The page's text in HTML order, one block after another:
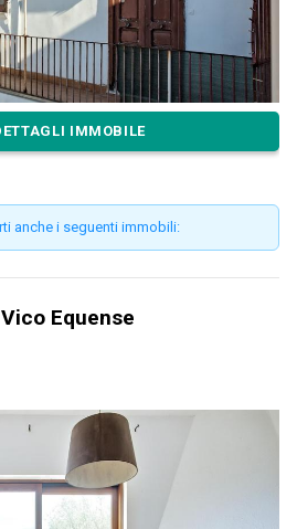
IMMOBILE
anche i seguenti immobili:
Equense